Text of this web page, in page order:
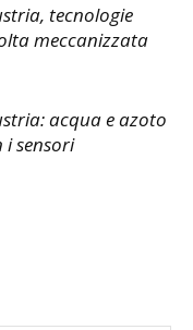
tecnologie
meccanizzata
acqua e azoto
sensori